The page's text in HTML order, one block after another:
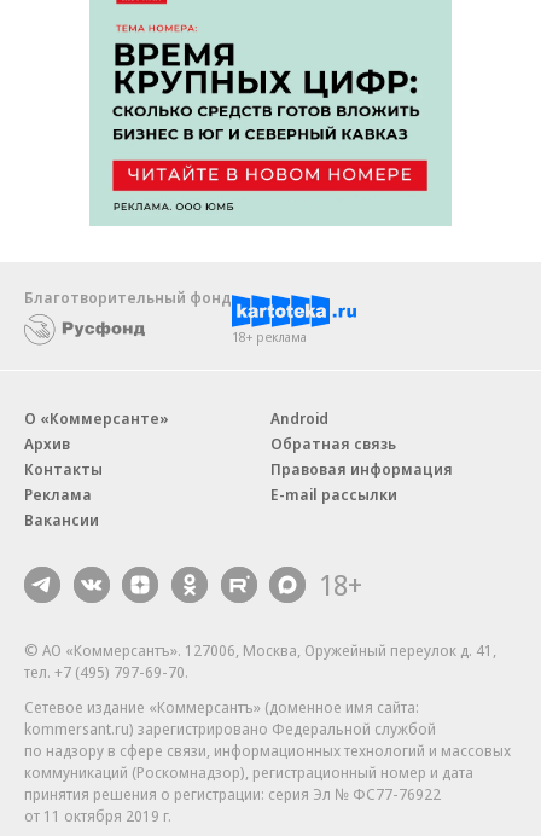
Благотворительный фонд
18+ реклама
О «Коммерсанте»
Архив
Контакты
Реклама
Вакансии
Android
Обратная связь
Правовая информация
E-mail рассылки
18+
© АО «Коммерсантъ». 127006, Москва, Оружейный переулок д. 41,
тел. +7 (495) 797-69-70.
Сетевое издание «Коммерсантъ» (доменное имя сайта:
kommersant.ru) зарегистрировано Федеральной службой
по надзору в сфере связи, информационных технологий и массовых
коммуникаций (Роскомнадзор), регистрационный номер и дата
принятия решения о регистрации: серия Эл № ФС77-76922
от 11 октября 2019 г.